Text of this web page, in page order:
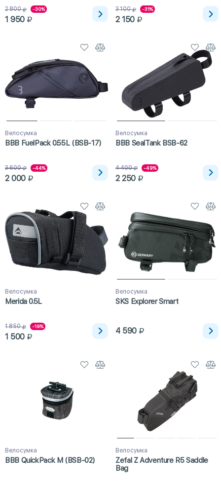
2 800 -30%
1 950
3 100 -31%
2 150
Велосумка
BBB FuelPack 0.55L (BSB-17)
3 600 -44%
2 000
Велосумка
BBB SealTank BSB-62
4 400 -49%
2 250
Велосумка
Merida 0.5L
1 850 -19%
1 500
Велосумка
SKS Explorer Smart
4 590
Велосумка
BBB QuickPack M (BSB-02)
Велосумка
Zefal Z Adventure R5 Saddle
Bag